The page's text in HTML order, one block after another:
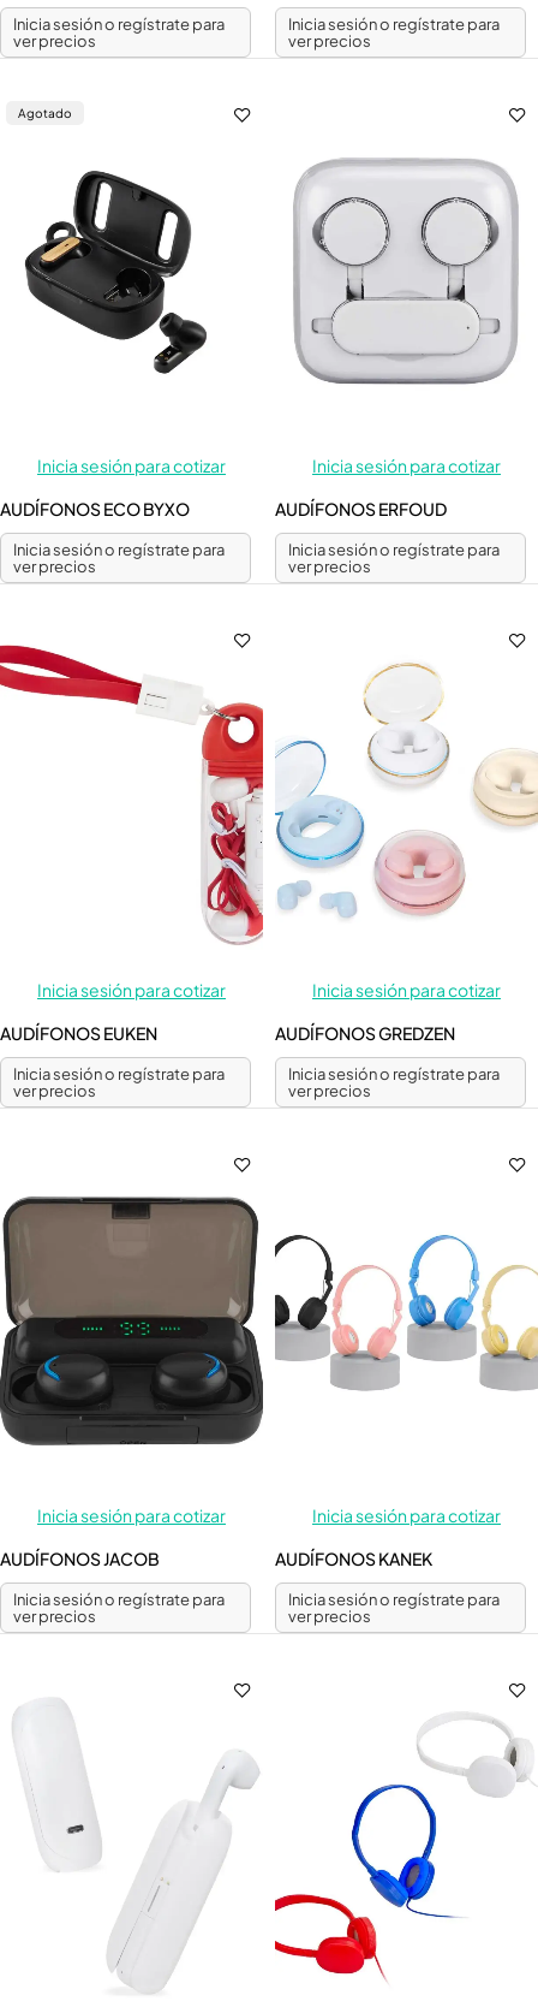
Inicia sesión o regístrate para
ver precios
Inicia sesión o regístrate para
ver precios
Agotado
Inicia sesión para cotizar
AUDÍFONOS ECO BYXO
Inicia sesión o regístrate para
ver precios
Inicia sesión para cotizar
AUDÍFONOS ERFOUD
Inicia sesión o regístrate para
ver precios
Inicia sesión para cotizar
AUDÍFONOS EUKEN
Inicia sesión o regístrate para
ver precios
Inicia sesión para cotizar
AUDÍFONOS GREDZEN
Inicia sesión o regístrate para
ver precios
Inicia sesión para cotizar
AUDÍFONOS JACOB
Inicia sesión o regístrate para
ver precios
Inicia sesión para cotizar
AUDÍFONOS KANEK
Inicia sesión o regístrate para
ver precios